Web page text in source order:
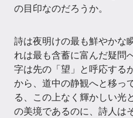
の目印なのだろうか。
詩は夜明けの最も鮮やかな
れは最も含蓄に富んだ疑問
字は先の「望」と呼応する
から、道中の静観へと移っ
る、この上なく輝かしい光
の美境であるのに、詩人は